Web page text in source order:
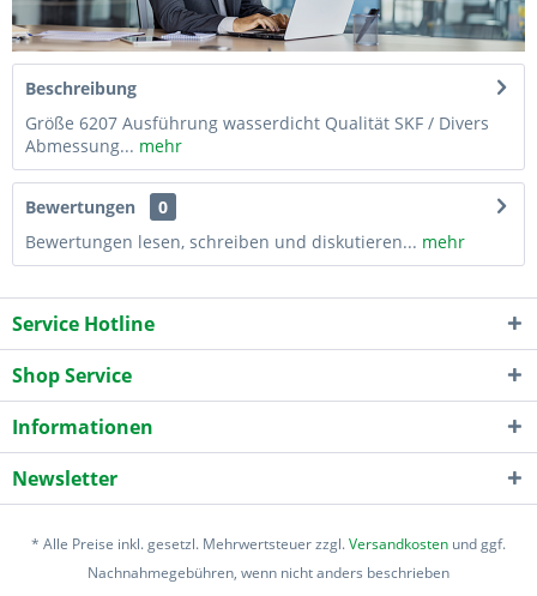
Beschreibung
Größe 6207 Ausführung wasserdicht Qualität SKF / Divers
Abmessung... mehr
Bewertungen
0
Bewertungen lesen, schreiben und diskutieren... mehr
Service Hotline
Shop Service
Informationen
Newsletter
* Alle Preise inkl. gesetzl. Mehrwertsteuer zzgl.Versandkosten und ggf.
Nachnahmegebühren, wenn nicht anders beschrieben